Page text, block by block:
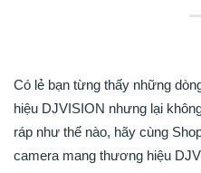
Có lẻ bạn từng thấy những
hiệu DJVISION nhưng lại
ráp như thế nào, hãy cùng
camera mang thương hiệu